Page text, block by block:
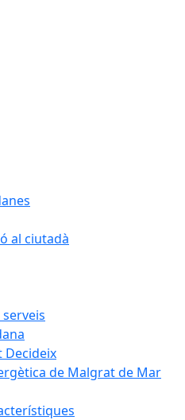
al ciutadà
Decideix
de Malgrat de Mar